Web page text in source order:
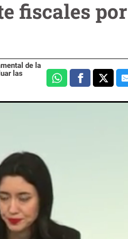
fiscales por
de la
las